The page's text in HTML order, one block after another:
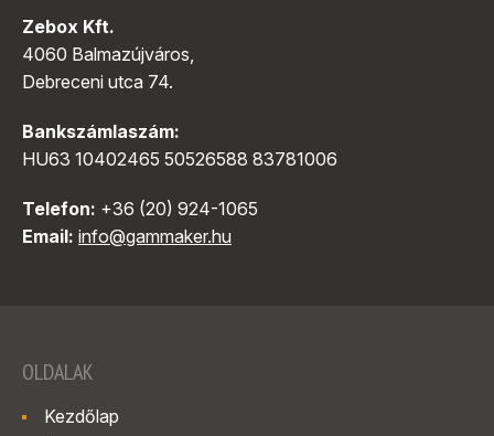
Zebox Kft.
4060 Balmazújváros,
Debreceni utca 74.
Bankszámlaszám:
HU63 10402465 50526588 83781006
Telefon: +36 (20) 924-1065
Email: info@gammaker.hu
OLDALAK
Kezdőlap